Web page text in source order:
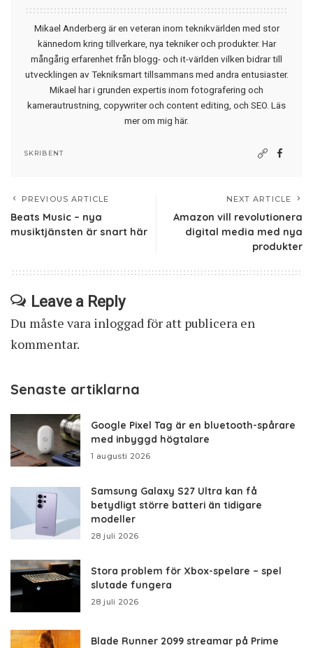
Mikael Anderberg är en veteran inom teknikvärlden med stor
kännedom kring tillverkare, nya tekniker och produkter. Har
mångårig erfarenhet från blogg- och it-världen vilken bidrar till
utvecklingen av Tekniksmart tillsammans med andra entusiaster.
Mikael har i grunden expertis inom fotografering och
kamerautrustning, copywriter och content editing, och SEO. Läs
mer om mig här.
SKRIBENT
PREVIOUS ARTICLE
Beats Music – nya
musiktjänsten är snart här
NEXT ARTICLE
Amazon vill revolutionera
digital media med nya
produkter
Leave a Reply
Du måste vara inloggadför att publicera en
kommentar.
Senaste artiklarna
Google Pixel Tag är en bluetooth-spårare
med inbyggd högtalare
1 augusti 2026
Samsung Galaxy S27 Ultra kan få
betydligt större batteri än tidigare
modeller
28 juli 2026
Stora problem för Xbox-spelare – spel
slutade fungera
28 juli 2026
Blade Runner 2099 streamar på Prime